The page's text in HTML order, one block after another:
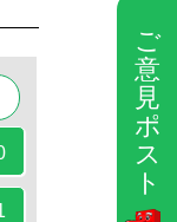
ご
意
見
ポ
ス
ト